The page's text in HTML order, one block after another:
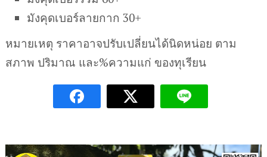
มังคุดเบอร์ลายกาก 30+
หมายเหตุ ราคาอาจปรับเปลี่ยนได้นิดหน่อย ตาม
สภาพ ปริมาณ และ%ความแก่ ของทุเรียน